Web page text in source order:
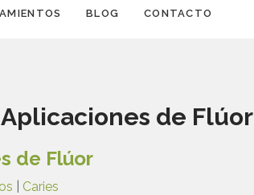
BLOG CONTACTO
Aplicaciones de Flúor
de Flúor
Caries